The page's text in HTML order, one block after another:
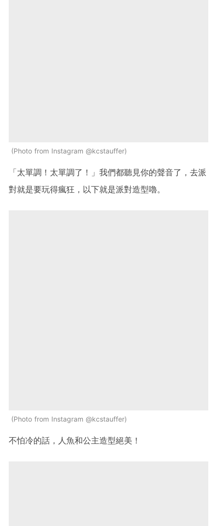
Photo from Instagram @kcstauffer
「太單調！太單調了！」我們都聽見你的聲音了，去派
對就是要玩得瘋狂，以下就是派對造型嚕。
Photo from Instagram @kcstauffer
不怕冷的話，人魚和公主造型絕美！